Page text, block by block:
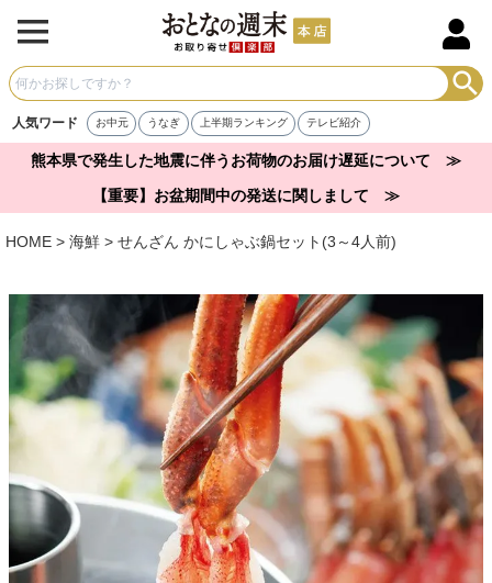
人気ワード お中元 うなぎ 上半期ランキング テレビ紹介
熊本県で発生した地震に伴うお荷物のお届け遅延について ≫
【重要】お盆期間中の発送に関しまして ≫
HOME 海鮮 せんざん かにしゃぶ鍋セット(3～4人前)